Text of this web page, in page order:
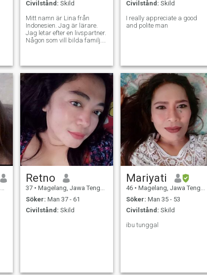
Civilstånd: Skild
Mitt namn är Lina från
Indonesien. Jag är lärare.
Jag letar efter en livspartner.
Någon som vill bilda familj.
Civilstånd: Skild
I really appreciate a good
and polite man
Retno
37 • Magelang, Jawa Tengah, Indonesien
Söker: Man 37 - 61
Civilstånd: Skild
Mariyati
46 • Magelang, Jawa Tengah, Indonesien
Söker: Man 35 - 53
Civilstånd: Skild
ibu tunggal